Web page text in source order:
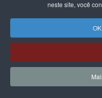
neste site, você
matar